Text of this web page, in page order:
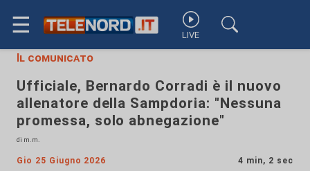
☰ LIVE
Il comunicato
Ufficiale, Bernardo Corradi è il nuovo
allenatore della Sampdoria: "Nessuna
promessa, solo abnegazione"
di m.m.
Gio 25 Giugno 2026 4 min, 2 sec